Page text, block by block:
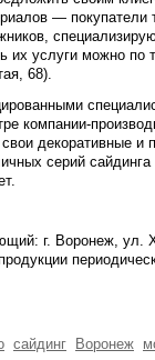
— покупатели
их услуги можно
68).
компании-
декоративные и
серий
г. Воронеж, ул.
сайдинг Воронеж